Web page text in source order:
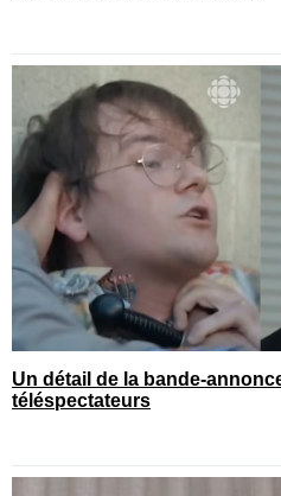
Un détail de la bande-
téléspectateurs